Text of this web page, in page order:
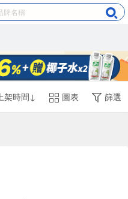
架時間↓ 圖表 篩選